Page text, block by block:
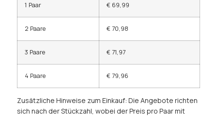
1 Paar € 69,99
2 Paare € 70,98
3 Paare € 71,97
4 Paare € 79,96
Zusätzliche Hinweise zum Einkauf: Die Angebote richten
sich nach der Stückzahl, wobei der Preis pro Paar mit